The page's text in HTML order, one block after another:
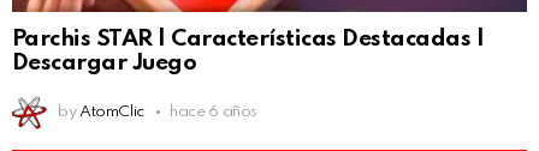
Parchis STAR | Características Destacadas |
Descargar Juego
by AtomClic hace 6 años